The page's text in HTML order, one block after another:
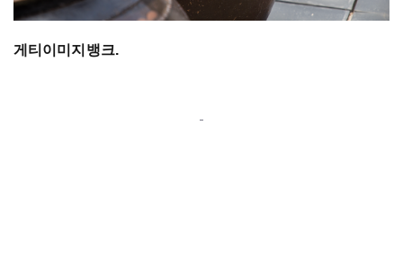
게티이미지뱅크.